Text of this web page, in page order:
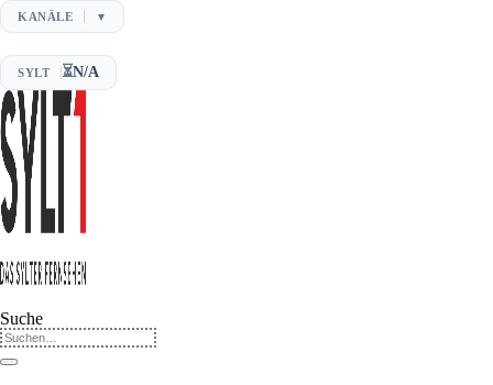
KANÄLE ▼
SYLT ⏳N/A
Suche